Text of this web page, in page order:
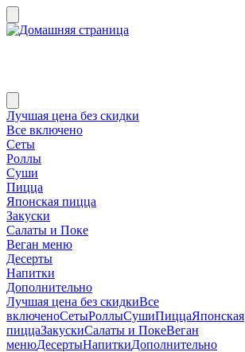
Лучшая цена без скидки
Все включено
Сеты
Роллы
Суши
Пицца
Японская пицца
Закуски
Салаты и Поке
Веган меню
Десерты
Напитки
Дополнительно
Лучшая цена без скидкиВсе
включеноСетыРоллыСушиПиццаЯпонская
пиццаЗакускиСалаты и ПокеВеган
менюДесертыНапиткиДополнительно